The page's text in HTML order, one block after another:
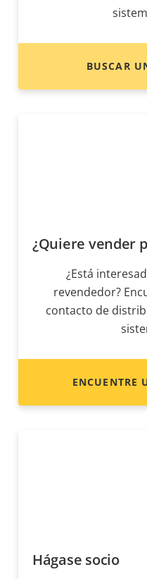
BUSCAR
¿Quiere vender
¿Está
revendedor?
contacto de
ENCUENTRE
Hágase socio